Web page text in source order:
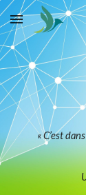
Skip to main
« C’est